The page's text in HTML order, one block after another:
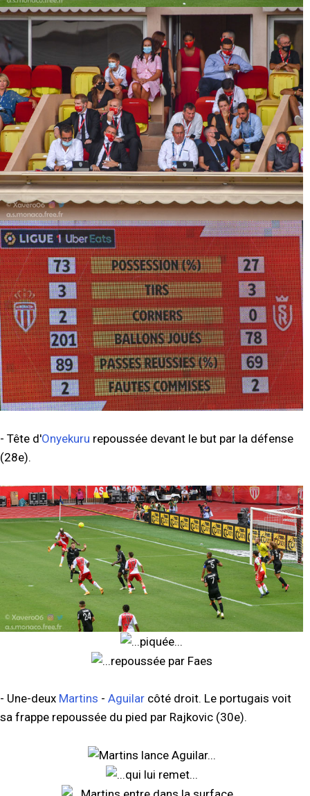
- Tête d'Onyekuru repoussée devant le but par la défense
(28e).
- Une-deux Martins - Aguilar côté droit. Le portugais voit
sa frappe repoussée du pied par Rajkovic (30e).